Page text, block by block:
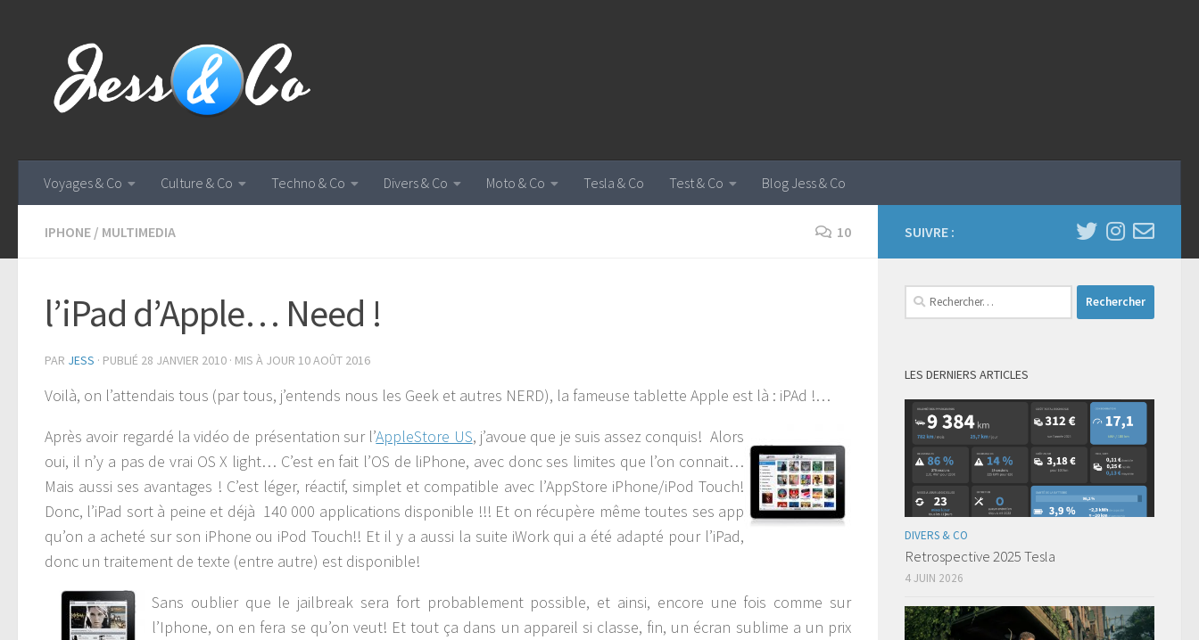
Voyages & Co Culture & Co Techno & Co Divers & Co Moto & Co Tesla & Co Test & Co Blog Jess & Co
IPHONE / MULTIMEDIA 10
l’iPad d’Apple… Need !
PAR JESS · PUBLIÉ 28 JANVIER 2010 · MIS À JOUR 10 AOÛT 2016
Voilà, on l’attendais tous (par tous, j’entends nous les Geek et autres NERD), la fameuse tablette Apple est là : iPAd !…
Après avoir regardé la vidéo de présentation sur l’AppleStore US, j’avoue que je suis assez conquis! Alors
oui, il n’y a pas de vrai OS X light… C’est en fait l’OS de liPhone, avec donc ses limites que l’on connait…
Mais aussi ses avantages ! C’est léger, réactif, simplet et compatible avec l’AppStore iPhone/iPod Touch!
Donc, l’iPad sort à peine et déjà 140 000 applications disponible !!! Et on récupère même toutes ses app
qu’on a acheté sur son iPhone ou iPod Touch!! Et il y a aussi la suite iWork qui a été adapté pour l’iPad,
donc un traitement de texte (entre autre) est disponible!
Sans oublier que le jailbreak sera fort probablement possible, et ainsi, encore une fois comme sur
l’Iphone, on en fera se qu’on veut! Et tout ça dans un appareil si classe, fin, un écran sublime a un prix
SUIVRE :
Rechercher :
LES DERNIERS ARTICLES
DIVERS & CO
Retrospective 2025 Tesla
4 JUIN 2026